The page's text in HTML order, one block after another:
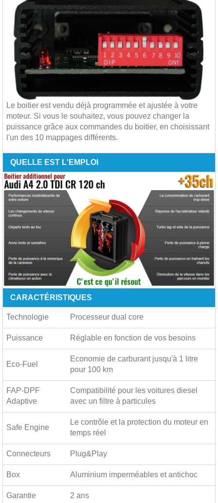
Le boitier est vendu déjà programmée et ajustée à votre
moteur. Si vous le souhaitez, vous pouvez changer la
puissance grâce aux commandes du boitier, en choisissant
l'un des 10 mappages différents.
QUELLE EST L'EMPLOI
CARACTÉRISTIQUES
Technologie Processeur dual core
Puissance Réglable en fonction de vos besoins
Eco-Fuel
Economie de carburant jusqu'à 1 litre
pour 100 km
FAP-DPF
Adaptive
Compatibilité pour les voitures diesel
avec un filtre à particules
Safe Engine
Le contrôle et la protection du moteur en
temps réel
Connecteurs Plug&Play
Box Aluminium imperméables et antichoc
Garantie 2 ans